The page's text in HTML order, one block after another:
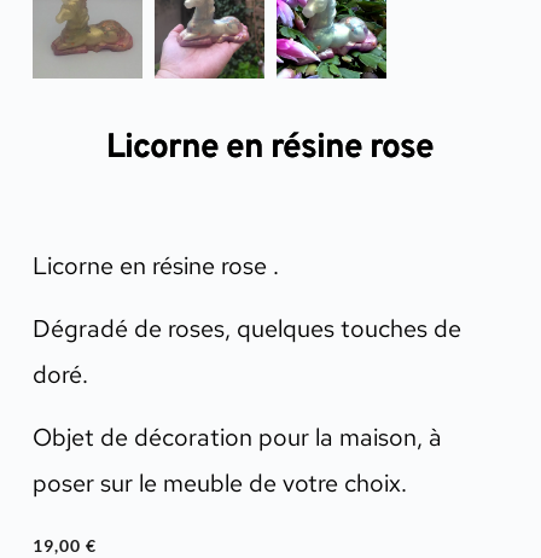
Licorne en résine rose
Licorne en résine rose .
Dégradé de roses, quelques touches de
doré.
Objet de décoration pour la maison, à
poser sur le meuble de votre choix.
19,00 €